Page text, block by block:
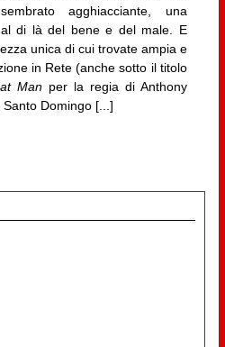
agghiacciante, una
al di là del bene e del male. E
unica di cui trovate ampia e
in Rete (anche sotto il titolo
Man per la regia di Anthony
Domingo [...]